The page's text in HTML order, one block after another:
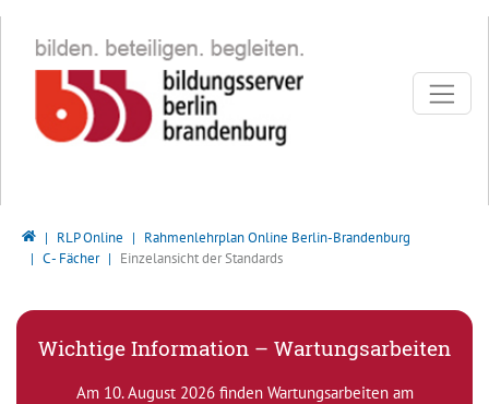
Bildungsserver Berlin - Brandenburg
RLP Online
Rahmenlehrplan Online Berlin-Brandenburg
C - Fächer
Einzelansicht der Standards
Wichtige Information – Wartungsarbeiten
Am 10. August 2026 finden Wartungsarbeiten am